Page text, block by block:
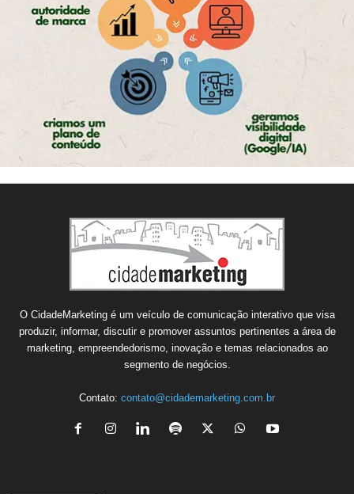
O CidadeMarketing é um veículo de comunicação interativo que visa
produzir, informar, discutir e promover assuntos pertinentes a área de
marketing, empreendedorismo, inovação e temas relacionados ao
segmento de negócios.
Contato: contato@cidademarketing.com.br